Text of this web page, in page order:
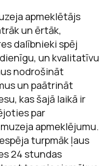
apmeklētājs
un ērtāk,
dalībnieki spēj
un kvalitatīvu
nodrošināt
un paātrināt
kas šajā laikā ir
par
apmeklējumu.
turpmāk ļaus
24 stundas